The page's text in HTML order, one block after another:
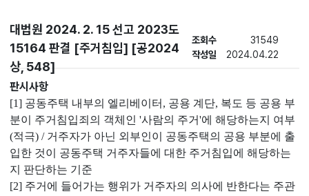
대법원 2024. 2. 15 선고 2023도
15164 판결 [주거침입] [공2024
상, 548]
조회수
31549
작성일
2024.04.22
판시사항
[1] 공동주택 내부의 엘리베이터, 공용 계단, 복도 등 공용 부
분이 주거침입죄의 객체인 '사람의 주거'에 해당하는지 여부
(적극) / 거주자가 아닌 외부인이 공동주택의 공용 부분에 출
입한 것이 공동주택 거주자들에 대한 주거침입에 해당하는
지 판단하는 기준
[2] 주거에 들어가는 행위가 거주자의 의사에 반한다는 주관